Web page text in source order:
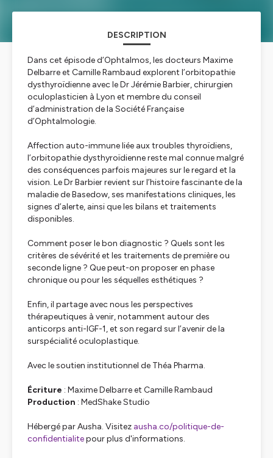
DESCRIPTION
Dans cet épisode d’Ophtalmos, les docteurs Maxime
Delbarre et Camille Rambaud explorent l’orbitopathie
dysthyroïdienne avec le Dr Jérémie Barbier, chirurgien
oculoplasticien à Lyon et membre du conseil
d’administration de la Société Française
d’Ophtalmologie.
Affection auto-immune liée aux troubles thyroïdiens,
l’orbitopathie dysthyroïdienne reste mal connue malgré
des conséquences parfois majeures sur le regard et la
vision. Le Dr Barbier revient sur l’histoire fascinante de la
maladie de Basedow, ses manifestations cliniques, les
signes d’alerte, ainsi que les bilans et traitements
disponibles.
Comment poser le bon diagnostic ? Quels sont les
critères de sévérité et les traitements de première ou
seconde ligne ? Que peut-on proposer en phase
chronique ou pour les séquelles esthétiques ?
Enfin, il partage avec nous les perspectives
thérapeutiques à venir, notamment autour des
anticorps anti-IGF-1, et son regard sur l’avenir de la
surspécialité oculoplastique.
Avec le soutien institutionnel de Théa Pharma.
Écriture : Maxime Delbarre et Camille Rambaud
Production : MedShake Studio
Hébergé par Ausha. Visitez ausha.co/politique-de-
confidentialitepour plus d'informations.